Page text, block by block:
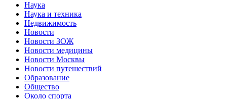
Наука
Наука и техника
Недвижимость
Новости
Новости ЗОЖ
Новости медицины
Новости Москвы
Новости путешествий
Образование
Общество
Около спорта